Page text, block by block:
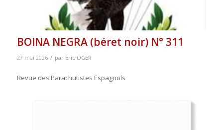
BOINA NEGRA (béret noir) N° 311
27 mai 2026 / par Eric OGER
Revue des Parachutistes Espagnols